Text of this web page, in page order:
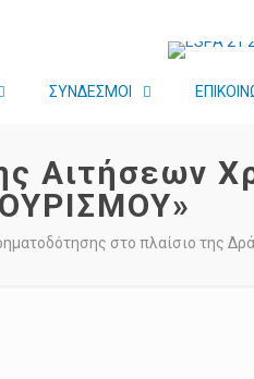
ΣΥΝΔΕΣΜΟΙ
Αιτήσεων
στο πλαίσιο της